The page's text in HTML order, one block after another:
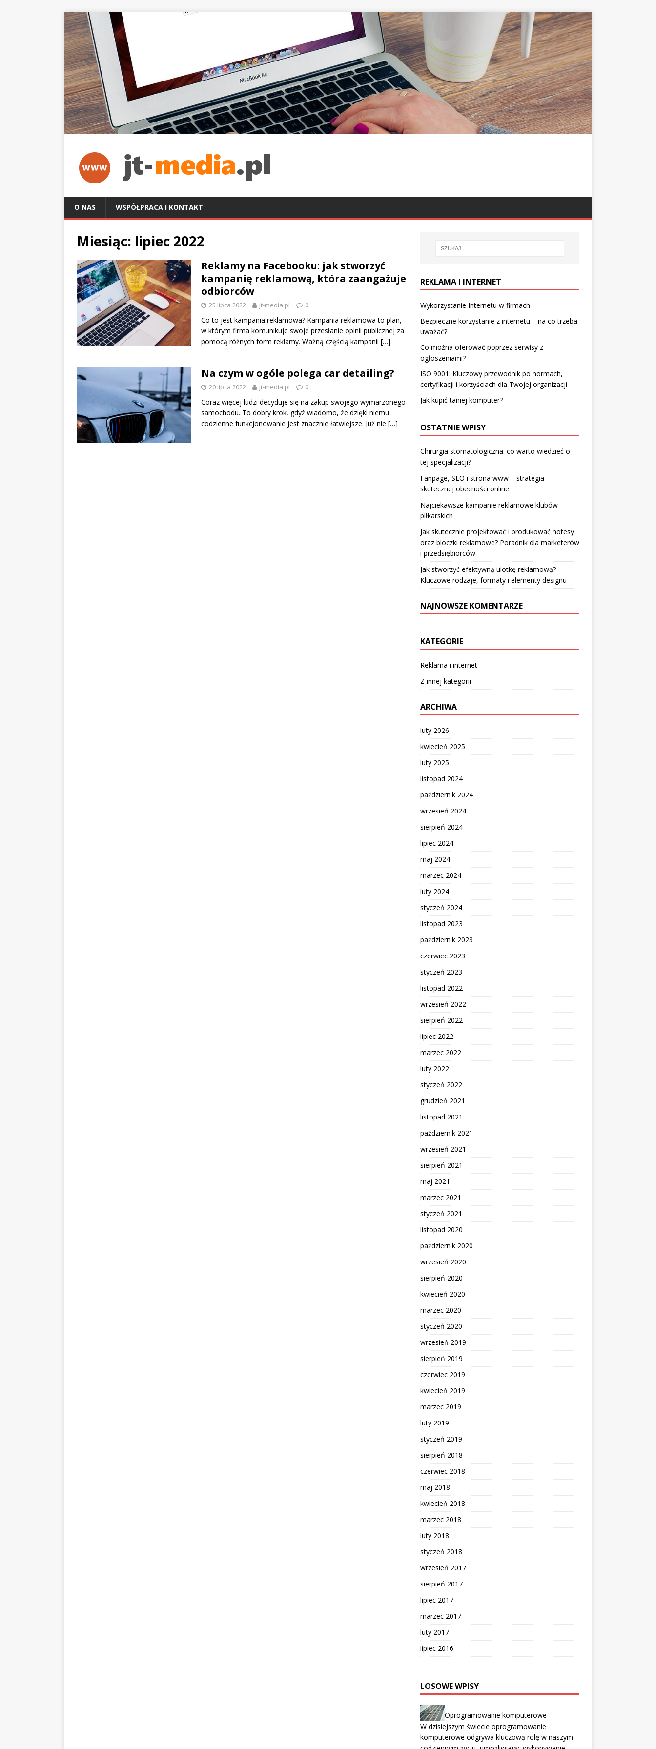
O NAS WSPÓŁPRACA I KONTAKT
Miesiąc: lipiec 2022
Reklamy na Facebooku: jak stworzyć
kampanię reklamową, która zaangażuje
odbiorców
25 lipca 2022 jt-media.pl 0
Co to jest kampania reklamowa? Kampania reklamowa to plan,
w którym firma komunikuje swoje przesłanie opinii publicznej za
pomocą różnych form reklamy. Ważną częścią kampanii […]
Na czym w ogóle polega car detailing?
20 lipca 2022 jt-media.pl 0
Coraz więcej ludzi decyduje się na zakup swojego wymarzonego
samochodu. To dobry krok, gdyż wiadomo, że dzięki niemu
codzienne funkcjonowanie jest znacznie łatwiejsze. Już nie […]
REKLAMA I INTERNET
Wykorzystanie Internetu w firmach
Bezpieczne korzystanie z internetu – na co trzeba
uważać?
Co można oferować poprzez serwisy z
ogłoszeniami?
ISO 9001: Kluczowy przewodnik po normach,
certyfikacji i korzyściach dla Twojej organizacji
Jak kupić taniej komputer?
OSTATNIE WPISY
Chirurgia stomatologiczna: co warto wiedzieć o
tej specjalizacji?
Fanpage, SEO i strona www – strategia
skutecznej obecności online
Najciekawsze kampanie reklamowe klubów
piłkarskich
Jak skutecznie projektować i produkować notesy
oraz bloczki reklamowe? Poradnik dla marketerów
i przedsiębiorców
Jak stworzyć efektywną ulotkę reklamową?
Kluczowe rodzaje, formaty i elementy designu
NAJNOWSZE KOMENTARZE
KATEGORIE
Reklama i internet
Z innej kategorii
ARCHIWA
luty 2026
kwiecień 2025
luty 2025
listopad 2024
październik 2024
wrzesień 2024
sierpień 2024
lipiec 2024
maj 2024
marzec 2024
luty 2024
styczeń 2024
listopad 2023
październik 2023
czerwiec 2023
styczeń 2023
listopad 2022
wrzesień 2022
sierpień 2022
lipiec 2022
marzec 2022
luty 2022
styczeń 2022
grudzień 2021
listopad 2021
październik 2021
wrzesień 2021
sierpień 2021
maj 2021
marzec 2021
styczeń 2021
listopad 2020
październik 2020
wrzesień 2020
sierpień 2020
kwiecień 2020
marzec 2020
styczeń 2020
wrzesień 2019
sierpień 2019
czerwiec 2019
kwiecień 2019
marzec 2019
luty 2019
styczeń 2019
sierpień 2018
czerwiec 2018
maj 2018
kwiecień 2018
marzec 2018
luty 2018
styczeń 2018
wrzesień 2017
sierpień 2017
lipiec 2017
marzec 2017
luty 2017
lipiec 2016
LOSOWE WPISY
Oprogramowanie komputerowe
W dzisiejszym świecie oprogramowanie
komputerowe odgrywa kluczową rolę w naszym